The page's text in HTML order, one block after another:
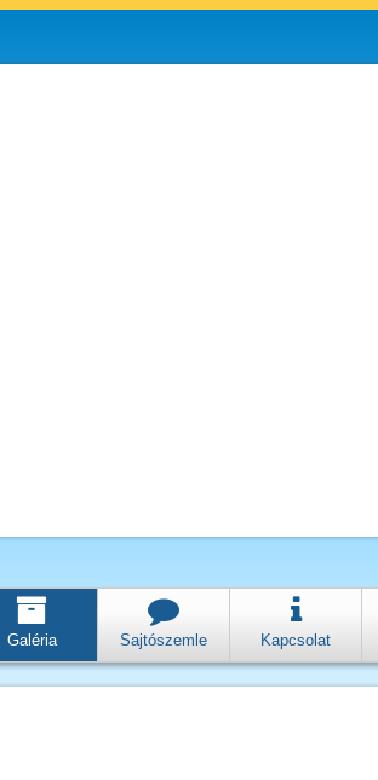
Galéria Sajtószemle Kapcsolat